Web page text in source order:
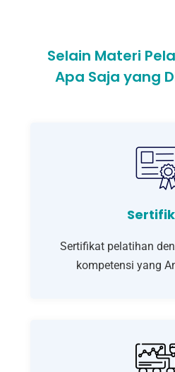
Selain Materi
Apa Saja yang
Sertifikat pelatihan
kompetensi yang